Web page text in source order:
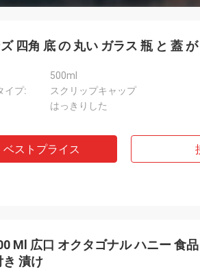
四角 底 の 丸い ガラス 瓶 と 蓋
500ml
イプ:
スクリップキャップ
はっきりした
ベストプライス
Ml 広口 オクタゴナル ハニー 食
漬け